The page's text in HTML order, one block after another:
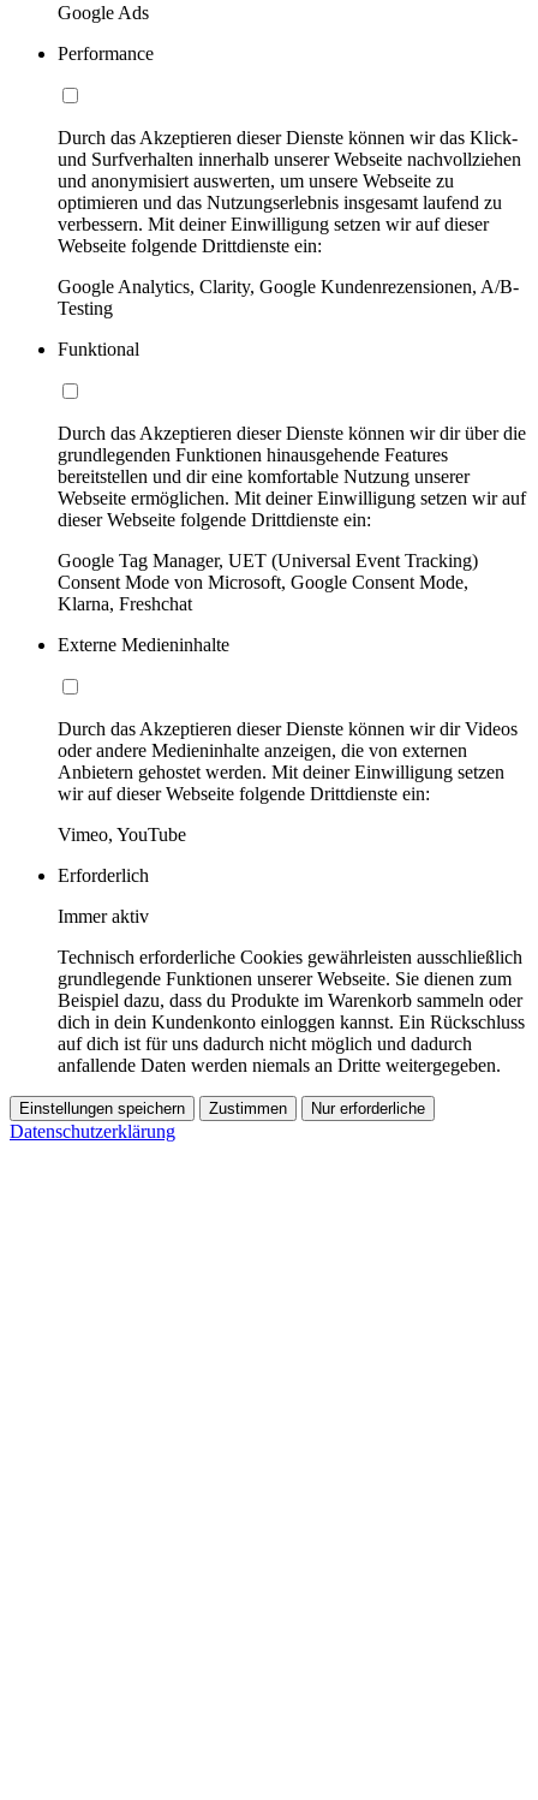
Google Ads
Performance
Durch das Akzeptieren dieser Dienste können wir das Klick-
und Surfverhalten innerhalb unserer Webseite nachvollziehen
und anonymisiert auswerten, um unsere Webseite zu
optimieren und das Nutzungserlebnis insgesamt laufend zu
verbessern. Mit deiner Einwilligung setzen wir auf dieser
Webseite folgende Drittdienste ein:
Google Analytics, Clarity, Google Kundenrezensionen, A/B-
Testing
Funktional
Durch das Akzeptieren dieser Dienste können wir dir über die
grundlegenden Funktionen hinausgehende Features
bereitstellen und dir eine komfortable Nutzung unserer
Webseite ermöglichen. Mit deiner Einwilligung setzen wir auf
dieser Webseite folgende Drittdienste ein:
Google Tag Manager, UET (Universal Event Tracking)
Consent Mode von Microsoft, Google Consent Mode,
Klarna, Freshchat
Externe Medieninhalte
Durch das Akzeptieren dieser Dienste können wir dir Videos
oder andere Medieninhalte anzeigen, die von externen
Anbietern gehostet werden. Mit deiner Einwilligung setzen
wir auf dieser Webseite folgende Drittdienste ein:
Vimeo, YouTube
Erforderlich
Immer aktiv
Technisch erforderliche Cookies gewährleisten ausschließlich
grundlegende Funktionen unserer Webseite. Sie dienen zum
Beispiel dazu, dass du Produkte im Warenkorb sammeln oder
dich in dein Kundenkonto einloggen kannst. Ein Rückschluss
auf dich ist für uns dadurch nicht möglich und dadurch
anfallende Daten werden niemals an Dritte weitergegeben.
Einstellungen speichern Zustimmen Nur erforderliche
Datenschutzerklärung